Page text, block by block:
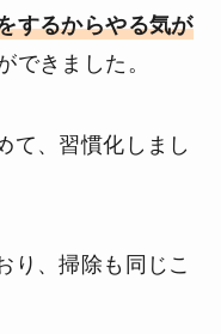
するからやる気が
できました。
て、習慣化しまし
り、掃除も同じこ